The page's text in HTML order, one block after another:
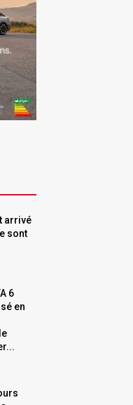
arrivé
sont
6
en